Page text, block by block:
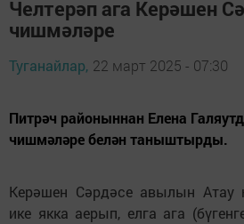
Челтерәп ага Керәшен
чишмәләре
Туганайлар, 22 март 2025 - 07:30
Питрәч районыннан Елена
чишмәләре белән таныштырды.
Керәшен Сәрдәсе авылын
ике якка аерып, елга ага